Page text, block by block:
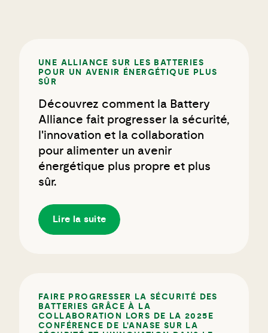
UNE ALLIANCE SUR LES BATTERIES
POUR UN AVENIR ÉNERGÉTIQUE PLUS
SÛR
Découvrez comment la Battery
Alliance fait progresser la sécurité,
l'innovation et la collaboration
pour alimenter un avenir
énergétique plus propre et plus
sûr.
Lire la suite
FAIRE PROGRESSER LA SÉCURITÉ DES
BATTERIES GRÂCE À LA
COLLABORATION LORS DE LA 2025E
CONFÉRENCE DE L'ANASE SUR LA